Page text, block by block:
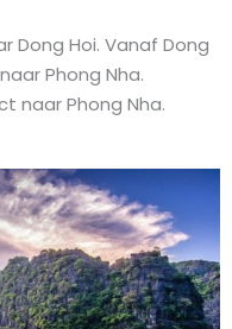
Dong Hoi. Vanaf Dong
Phong Nha.
naar Phong Nha.